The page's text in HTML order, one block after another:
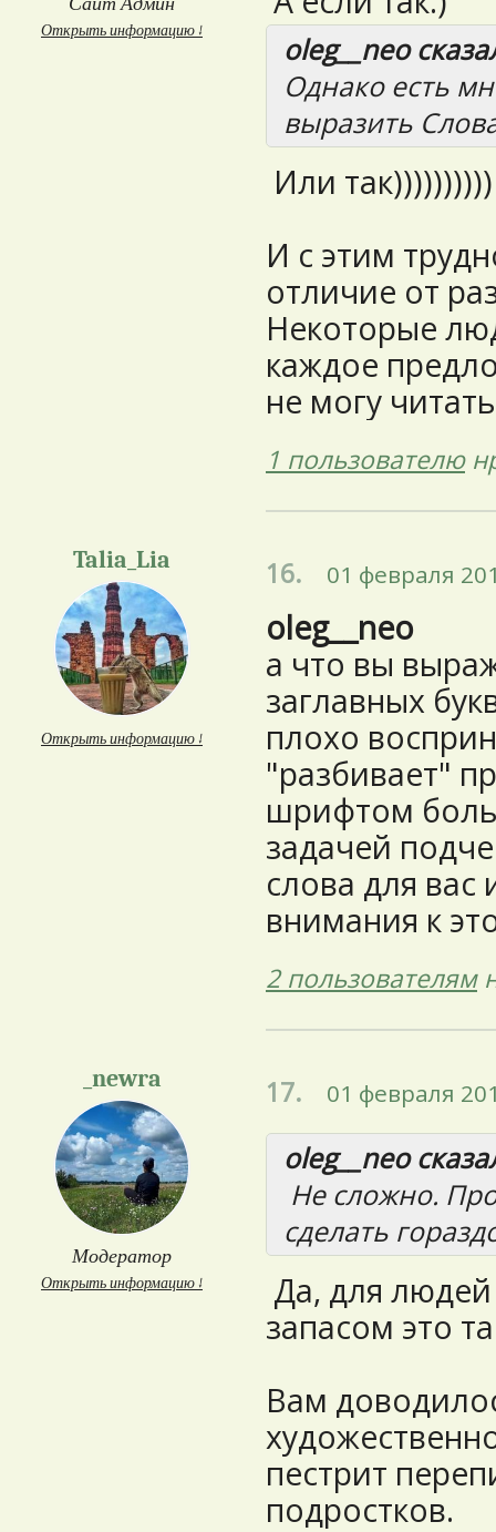
Открыть информацию ↓
oleg__neo
Однако есть
выразить
Или так))))))))))
И с этим
отличие от
Некоторые
каждое
не могу
1 пользователю
Talia_Lia
Открыть информацию ↓
16. 01 февраля
oleg__neo
а что вы
заглавных
плохо
"разбивает"
шрифтом
задачей
слова для
внимания к
2 пользователям
_newra
Модератор
Открыть информацию ↓
17. 01 февраля
oleg__neo
Не сложно.
сделать
Да, для
запасом это
Вам
пестрит
подростков.